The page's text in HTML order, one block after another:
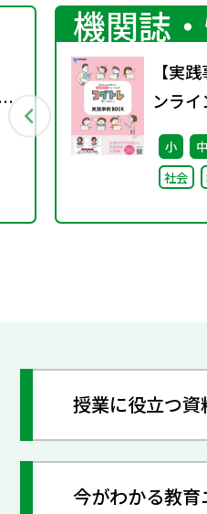
機関誌
【実
ンラ
小 中
社会
授業に役立つ資
今がわかる教育